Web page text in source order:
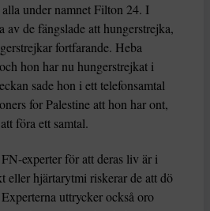
under namnet Filton 24. I
av de fängslade att hungerstrejka,
fortfarande. Heba
hon har nu hungerstrejkat i
sade hon i ett telefonsamtal
for Palestine att hon har ont,
föra ett samtal.
experter för att deras liv är i
eller hjärtarytmi riskerar de att dö
uttrycker också oro